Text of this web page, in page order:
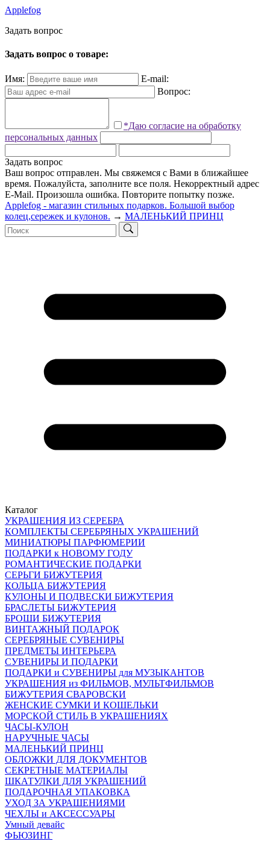
Applefog
Задать вопрос
Задать вопрос о товаре:
Имя:
E-mail:
Вопрос:
*Даю согласие на обработку
персональных данных
Задать вопрос
Ваш вопрос отправлен. Мы свяжемся с Вами в ближайшее
время. Пожалуйста, заполните все поля. Некорректный адрес
E-Mail. Произошла ошибка. Повторите попытку позже.
Applefog - магазин стильных подарков. Большой выбор
колец,сережек и кулонов. → МАЛЕНЬКИЙ ПРИНЦ
Каталог
УКРАШЕНИЯ ИЗ СЕРЕБРА
КОМПЛЕКТЫ СЕРЕБРЯНЫХ УКРАШЕНИЙ
МИНИАТЮРЫ ПАРФЮМЕРИИ
ПОДАРКИ к НОВОМУ ГОДУ
РОМАНТИЧЕСКИЕ ПОДАРКИ
СЕРЬГИ БИЖУТЕРИЯ
КОЛЬЦА БИЖУТЕРИЯ
КУЛОНЫ И ПОДВЕСКИ БИЖУТЕРИЯ
БРАСЛЕТЫ БИЖУТЕРИЯ
БРОШИ БИЖУТЕРИЯ
ВИНТАЖНЫЙ ПОДАРОК
СЕРЕБРЯНЫЕ СУВЕНИРЫ
ПРЕДМЕТЫ ИНТЕРЬЕРА
СУВЕНИРЫ И ПОДАРКИ
ПОДАРКИ и СУВЕНИРЫ для МУЗЫКАНТОВ
УКРАШЕНИЯ из ФИЛЬМОВ, МУЛЬТФИЛЬМОВ
БИЖУТЕРИЯ СВАРОВСКИ
ЖЕНСКИЕ СУМКИ И КОШЕЛЬКИ
МОРСКОЙ СТИЛЬ В УКРАШЕНИЯХ
ЧАСЫ-КУЛОН
НАРУЧНЫЕ ЧАСЫ
МАЛЕНЬКИЙ ПРИНЦ
ОБЛОЖКИ ДЛЯ ДОКУМЕНТОВ
СЕКРЕТНЫЕ МАТЕРИАЛЫ
ШКАТУЛКИ ДЛЯ УКРАШЕНИЙ
ПОДАРОЧНАЯ УПАКОВКА
УХОД ЗА УКРАШЕНИЯМИ
ЧEХЛЫ и АКСЕССУАРЫ
Умный девайс
ФЬЮЗИНГ